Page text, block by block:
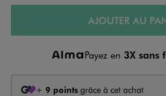
AJOUTER AU
Payez en 3X sans
+ 9 points grâce à cet achat